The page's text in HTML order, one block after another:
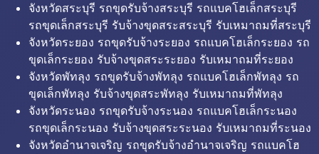
จังหวัดสระบุรี รถขุดรับจ้างสระบุรี รถแบคโฮเล็กสระบุรี
รถขุดเล็กสระบุรี รับจ้างขุดสระสระบุรี รับเหมาถมที่สระบุรี
จังหวัดระยอง รถขุดรับจ้างระยอง รถแบคโฮเล็กระยอง รถ
ขุดเล็กระยอง รับจ้างขุดสระระยอง รับเหมาถมที่ระยอง
จังหวัดพัทลุง รถขุดรับจ้างพัทลุง รถแบคโฮเล็กพัทลุง รถ
ขุดเล็กพัทลุง รับจ้างขุดสระพัทลุง รับเหมาถมที่พัทลุง
จังหวัดระนอง รถขุดรับจ้างระนอง รถแบคโฮเล็กระนอง
รถขุดเล็กระนอง รับจ้างขุดสระระนอง รับเหมาถมที่ระนอง
จังหวัดอำนาจเจริญ รถขุดรับจ้างอำนาจเจริญ รถแบคโฮ